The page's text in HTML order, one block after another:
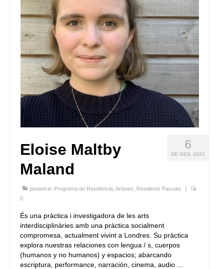
6
DE GEN. 2022
Eloise Maltby
Maland
posted in: Programa de Residència Artistes Residents Passats
|
0
És una pràctica i investigadora de les arts
interdisciplinàries amb una pràctica socialment
compromesa, actualment vivint a Londres. Su práctica
explora nuestras relaciones con lengua / s, cuerpos
(humanos y no humanos) y espacios; abarcando
escriptura, performance, narración, cinema, audio …